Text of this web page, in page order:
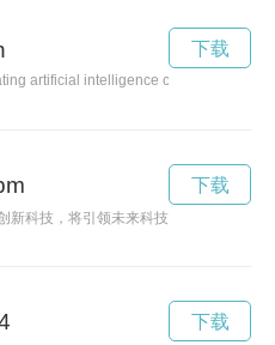
artificial intelligence character, best
下载
新科技，将引领未来科技发展的潮流。
下载
下载